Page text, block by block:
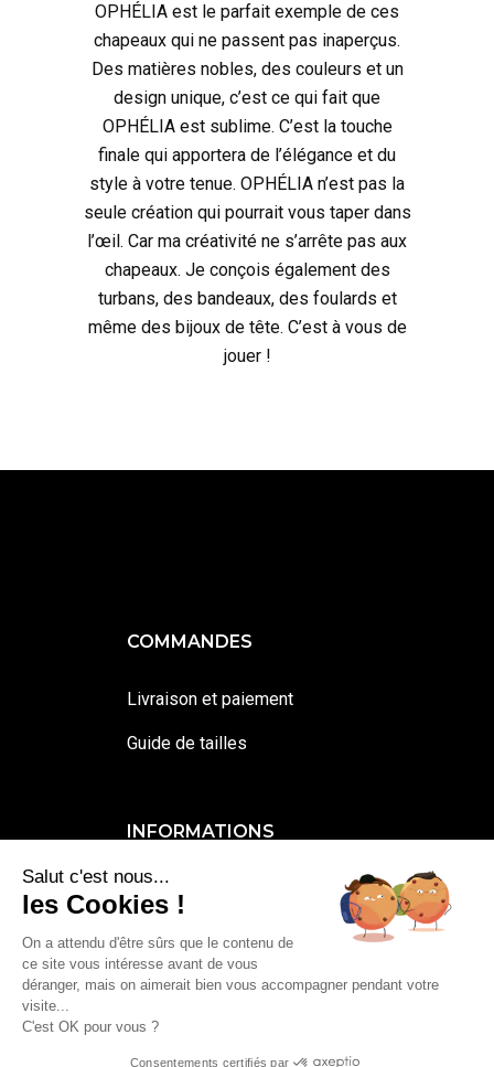
OPHÉLIA est le parfait exemple de ces
chapeaux qui ne passent pas inaperçus.
Des matières nobles, des couleurs et un
design unique, c’est ce qui fait que
OPHÉLIA est sublime. C’est la touche
finale qui apportera de l’élégance et du
style à votre tenue. OPHÉLIA n’est pas la
seule création qui pourrait vous taper dans
l’œil. Car ma créativité ne s’arrête pas aux
chapeaux. Je conçois également des
turbans, des bandeaux, des foulards et
même des bijoux de tête. C’est à vous de
jouer !
COMMANDES
Livraison et paiement
Guide de tailles
INFORMATIONS
Contactez-moi
Mentions légales et cookies
Conditions générales de vente
Salut c'est nous...
les Cookies !
On a attendu d'être sûrs que le contenu de
ce site vous intéresse avant de vous
déranger, mais on aimerait bien vous accompagner pendant votre
visite...
C'est OK pour vous ?
Consentements certifiés par